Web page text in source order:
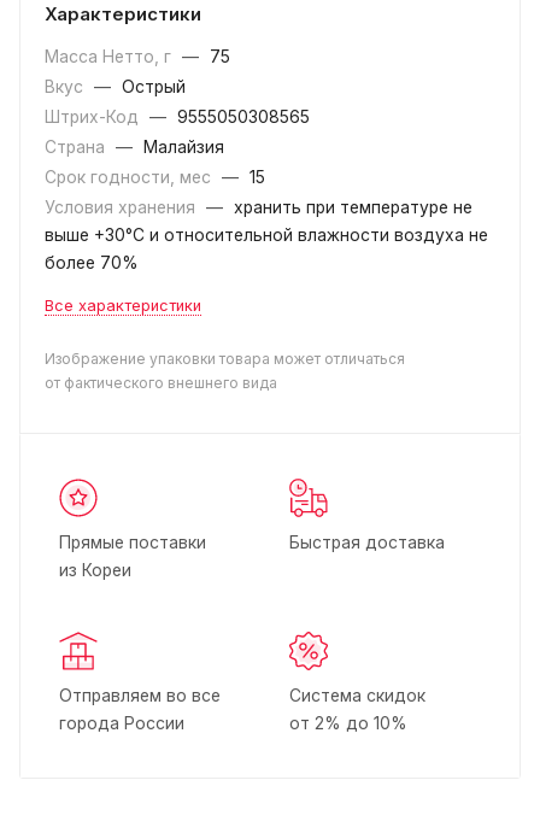
Характеристики
Масса Нетто, г —
75
Вкус
— Острый
Штрих-Код
— 9555050308565
Страна
—
Малайзия
Срок годности, мес
— 15
Условия хранения
— хранить при температуре не
выше +30°C и относительной влажности воздуха не
более 70%
Все характеристики
Изображение упаковки товара может отличаться
от фактического внешнего вида
Прямые поставки
из Кореи
Быстрая доставка
Отправляем во все
города России
Система скидок
от 2% до 10%